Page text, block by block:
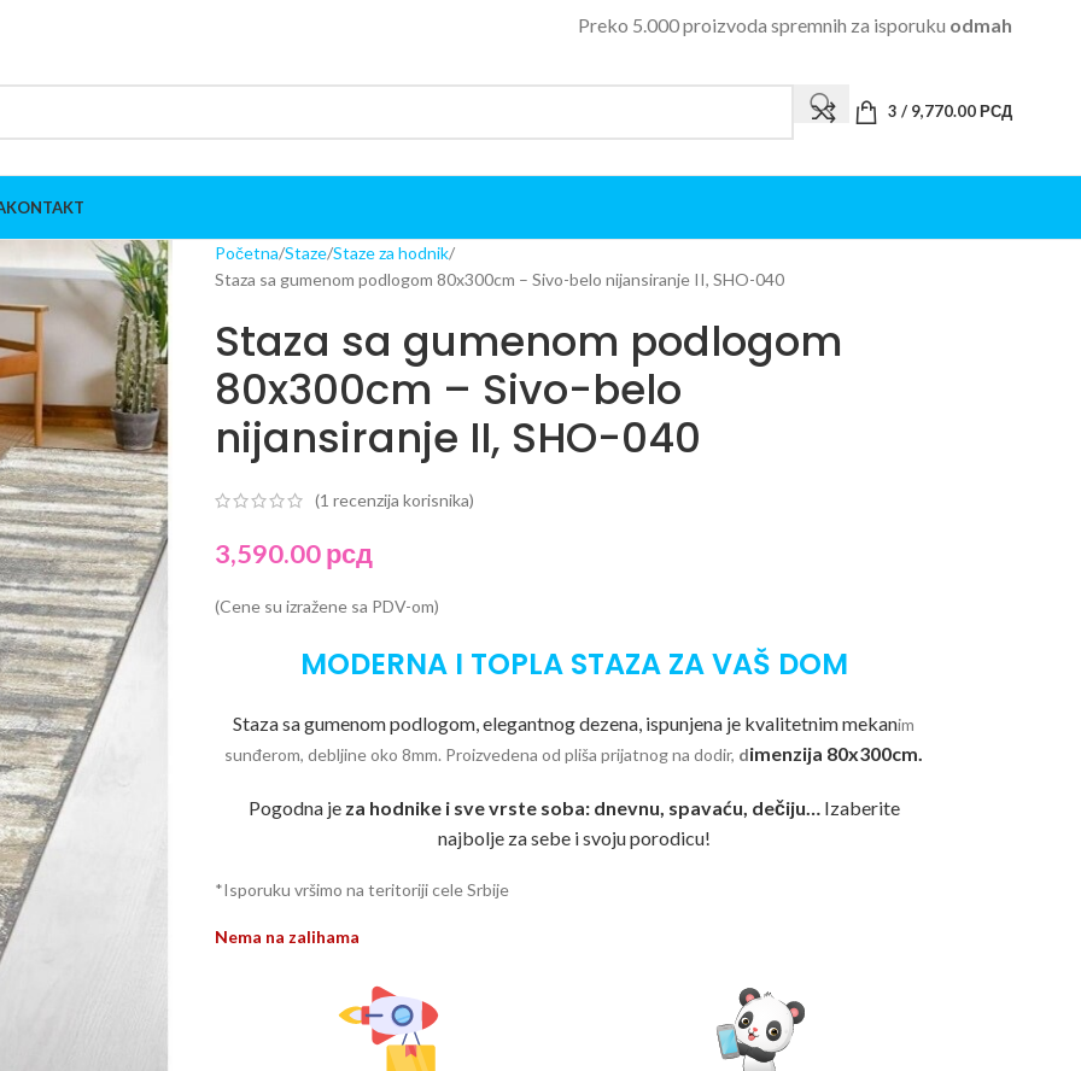
Preko 5.000 proizvoda spremnih za isporuku odmah
3 / 9,770.00РСД
KONTAKT
Početna Staze Staze za hodnik
Staza sa gumenom podlogom 80x300cm – Sivo-belo nijansiranje II, SHO-040
Staza sa gumenom podlogom
80x300cm – Sivo-belo
nijansiranje II, SHO-040
(1 recenzija korisnika)
3,590.00рсд
(Cene su izražene sa PDV-om)
MODERNA I TOPLA STAZA ZA VAŠ DOM
Staza sa gumenom podlogom, elegantnog dezena, ispunjena je kvalitetnim mekanim
sunđerom, debljine oko 8mm. Proizvedena od pliša prijatnog na dodir, dimenzija 80x300cm.
Pogodna je za hodnike i sve vrste soba: dnevnu, spavaću, dečiju…Izaberite
najbolje za sebe i svoju porodicu!
*Isporuku vršimo na teritoriji cele Srbije
Nema na zalihama